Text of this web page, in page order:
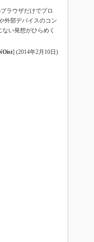
ラウザだけでプロ
外部デバイスのコン
い発想がひらめく
] (2014年2月10日 )